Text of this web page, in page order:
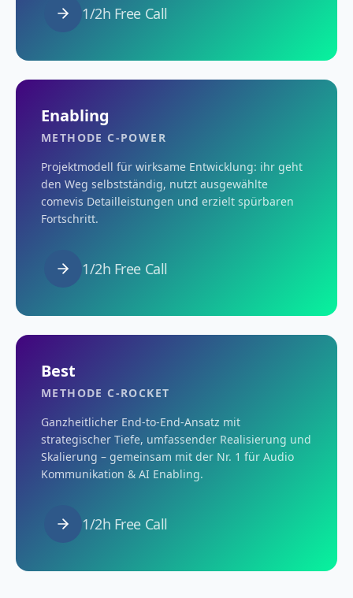
1/2h Free Call
Enabling
METHODE C-POWER
Projektmodell für wirksame Entwicklung: ihr geht
den Weg selbstständig, nutzt ausgewählte
comevis Detailleistungen und erzielt spürbaren
Fortschritt.
1/2h Free Call
Best
METHODE C-ROCKET
Ganzheitlicher End-to-End-Ansatz mit
strategischer Tiefe, umfassender Realisierung und
Skalierung – gemeinsam mit der Nr. 1 für Audio
Kommunikation & AI Enabling.
1/2h Free Call